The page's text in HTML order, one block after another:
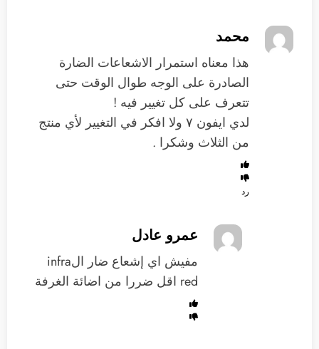
محمد
هذا معناه استمرار الاشعاعات الضارة
الصادرة على الوجه طوال الوقت حتى
تتعرف على كل تغيير فيه !
لدي ايفون ٧ ولا افكر في التغيير لأي منتج
من الثلاث وشكرا .
رد
عمرو عادل
مفيش اي إشعاع ضار الinfra
red اقل ضررا من اضائة الغرفة